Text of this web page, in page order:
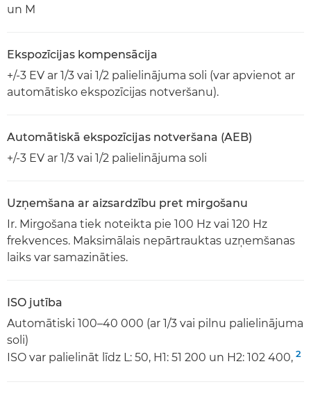
un M
Ekspozīcijas kompensācija
+/-3 EV ar 1/3 vai 1/2 palielinājuma soli (var apvienot ar
automātisko ekspozīcijas notveršanu).
Automātiskā ekspozīcijas notveršana (AEB)
+/-3 EV ar 1/3 vai 1/2 palielinājuma soli
Uzņemšana ar aizsardzību pret mirgošanu
Ir. Mirgošana tiek noteikta pie 100 Hz vai 120 Hz
frekvences. Maksimālais nepārtrauktas uzņemšanas
laiks var samazināties.
ISO jutība
Automātiski 100–40 000 (ar 1/3 vai pilnu palielinājuma
soli)
ISO var palielināt līdz L: 50, H1: 51 200 un H2: 102 400, 2